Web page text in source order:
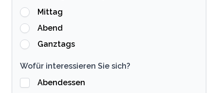
Mittag
Abend
Ganztags
Wofür interessieren Sie sich?
Abendessen